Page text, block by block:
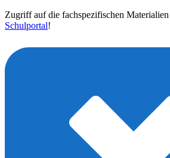
Zugriff auf die fachspezifischen
Schulportal!